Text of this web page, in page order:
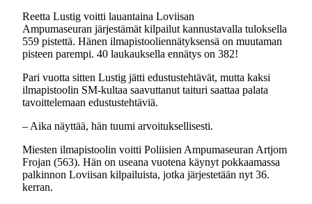
Reetta Lustig voitti lauantaina Loviisan
Ampumaseuran järjestämät kilpailut kannustavalla tuloksella
559 pistettä. Hänen ilmapistooliennätyksensä on muutaman
pisteen parempi. 40 laukauksella ennätys on 382!
Pari vuotta sitten Lustig jätti edustustehtävät, mutta kaksi
ilmapistoolin SM-kultaa saavuttanut taituri saattaa palata
tavoittelemaan edustustehtäviä.
– Aika näyttää, hän tuumi arvoituksellisesti.
Miesten ilmapistoolin voitti Poliisien Ampumaseuran Artjom
Frojan (563). Hän on useana vuotena käynyt pokkaamassa
palkinnon Loviisan kilpailuista, jotka järjestetään nyt 36.
kerran.